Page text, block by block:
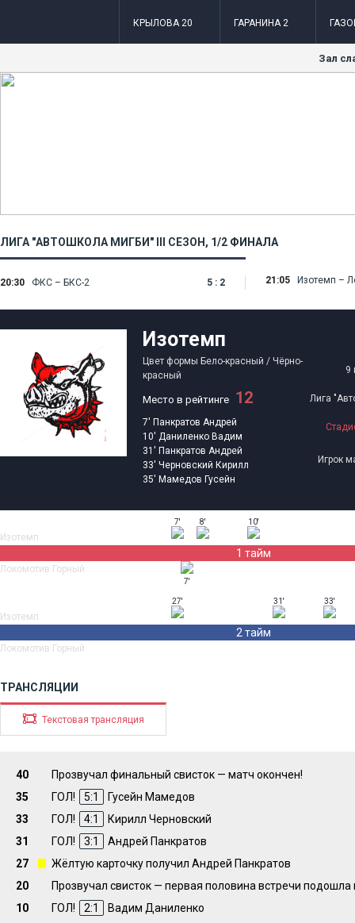
КРЫЛОВА 20 ГАРАНИНА 2
Зал
ЛИГА "АВТОШКОЛА МИГБИ" III СЕЗОН , 1/2 ФИНАЛА
20:30 ФКС – БКС-2 5 : 2 21:05 Изотемп –
Изотемп
Цвет формы Бело-красный / Чёрно-
красный
Место в рейтинге 12
7' Панкратов Андрей
10' Даниленко Вадим
31' Панкратов Андрей
33' Черновский Кирилл
35' Мамедов Гусейн
9
Лига
Игрок
1 тайм
Изотемп
Локомотив Горный
7'
7'
8' 10'
2 тайм
Изотемп
Локомотив Горный
27' 31' 33'
ТРАНСЛЯЦИИ
Z Текстовая трансляция
40
Прозвучал финальный свисток — матч окончен!
35
ГОЛ! 5:1
Гусейн Мамедов
33
ГОЛ! 4:1
Кирилл Черновский
31
ГОЛ! 3:1
Андрей Панкратов
27
Жёлтую карточку получил Андрей Панкратов
20
Прозвучал свисток — первая половина встречи подошла
10
ГОЛ! 2:1
Вадим Даниленко